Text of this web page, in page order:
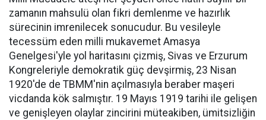
zamanın mahsulü olan fikri demlenme ve hazırlık
sürecinin imrenilecek sonucudur. Bu vesileyle
tecessüm eden milli mukavemet Amasya
Genelgesi'yle yol haritasını çizmiş, Sivas ve Erzurum
Kongreleriyle demokratik güç devşirmiş, 23 Nisan
1920'de de TBMM'nin açılmasıyla beraber maşeri
vicdanda kök salmıştır. 19 Mayıs 1919 tarihi ile gelişen
ve genişleyen olaylar zincirini müteakiben, ümitsizliğin